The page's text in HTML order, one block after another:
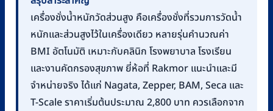
เครื่องชั่งน้ำหนักวัดส่วนสูง คือเครื่องชั่งที่รวมการวัดน้ำ
หนักและส่วนสูงไว้ในเครื่องเดียว หลายรุ่นคำนวณค่า
BMI อัตโนมัติ เหมาะกับคลินิก โรงพยาบาล โรงเรียน
และงานคัดกรองสุขภาพ ยี่ห้อที่ Rakmor แนะนำและมี
จำหน่ายจริง ได้แก่ Nagata, Zepper, BAM, Seca และ
T-Scale ราคาเริ่มต้นประมาณ 2,800 บาท ควรเลือกจาก